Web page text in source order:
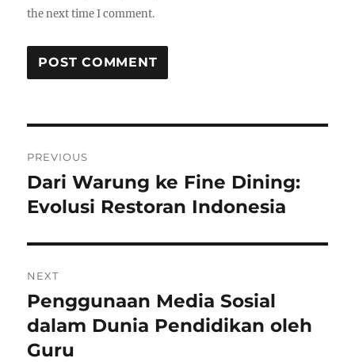
the next time I comment.
navigation
PREVIOUS
Previous
post:
Dari Warung ke Fine Dining:
Evolusi Restoran Indonesia
NEXT
Next
post:
Penggunaan Media Sosial
dalam Dunia Pendidikan oleh
Guru